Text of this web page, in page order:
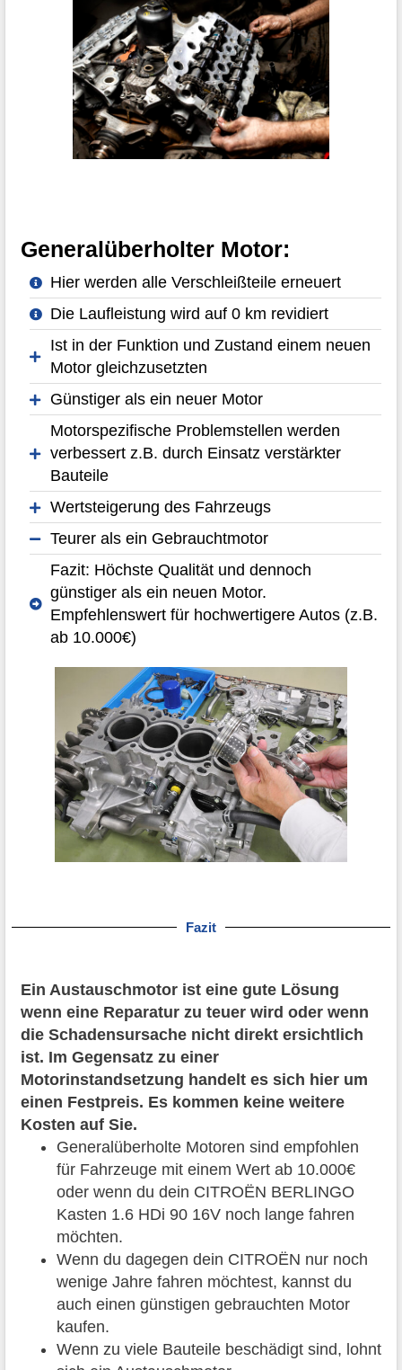
Generalüberholter Motor:
Hier werden alle Verschleißteile erneuert
Die Laufleistung wird auf 0 km revidiert
Ist in der Funktion und Zustand einem neuen
Motor gleichzusetzten
Günstiger als ein neuer Motor
Motorspezifische Problemstellen werden
verbessert z.B. durch Einsatz verstärkter
Bauteile
Wertsteigerung des Fahrzeugs
Teurer als ein Gebrauchtmotor
Fazit: Höchste Qualität und dennoch
günstiger als ein neuen Motor.
Empfehlenswert für hochwertigere Autos (z.B.
ab 10.000€)
Fazit
Ein Austauschmotor ist eine gute Lösung
wenn eine Reparatur zu teuer wird oder wenn
die Schadensursache nicht direkt ersichtlich
ist. Im Gegensatz zu einer
Motorinstandsetzung handelt es sich hier um
einen Festpreis. Es kommen keine weitere
Kosten auf Sie.
Generalüberholte Motoren sind empfohlen
für Fahrzeuge mit einem Wert ab 10.000€
oder wenn du dein CITROËN BERLINGO
Kasten 1.6 HDi 90 16V noch lange fahren
möchten.
Wenn du dagegen dein CITROËN nur noch
wenige Jahre fahren möchtest, kannst du
auch einen günstigen gebrauchten Motor
kaufen.
Wenn zu viele Bauteile beschädigt sind, lohnt